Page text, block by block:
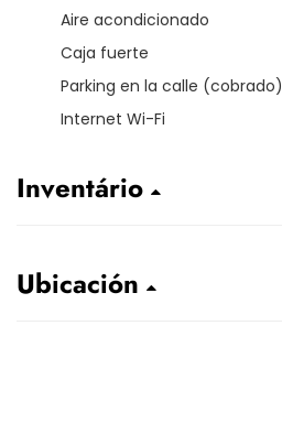
Aire acondicionado
Caja fuerte
Parking en la calle (cobrado)
Internet Wi-Fi
Inventário
Ubicación